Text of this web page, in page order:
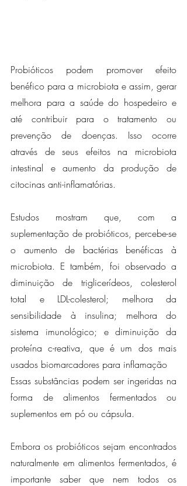
Probióticos podem promover efeito
benéfico para a microbiota e assim, gerar
melhora para a saúde do hospedeiro e
até contribuir para o tratamento ou
prevenção de doenças. Isso ocorre
através de seus efeitos na microbiota
intestinal e aumento da produção de
citocinas anti-inflamatórias.
Estudos mostram que, com a
suplementação de probióticos, percebe-se
o aumento de bactérias benéficas à
microbiota. E também, foi observado a
diminuição de triglicerídeos, colesterol
total e LDL-colesterol; melhora da
sensibilidade à insulina; melhora do
sistema imunológico; e diminuição da
proteína c-reativa, que é um dos mais
usados biomarcadores para inflamação
Essas substâncias podem ser ingeridas na
forma de alimentos fermentados ou
suplementos em pó ou cápsula.
Embora os probióticos sejam encontrados
naturalmente em alimentos fermentados, é
importante saber que nem todos os